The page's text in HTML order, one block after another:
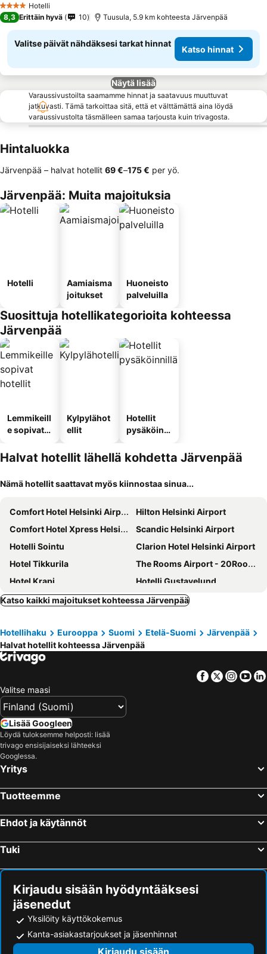
4 Tähtiluokitus
Hotelli
8,3 Erittäin hyvä 10 Tuusula, 5.9 km kohteesta Järvenpää
Valitse päivät nähdäksesi tarkat hinnat
Katso hinnat
Näytä lisää
Varaussivustoilta saamamme hinnat ja saatavuus muuttuvat
jatkuvasti. Tämä tarkoittaa sitä, että et välttämättä aina löydä
varaussivustolta täsmälleen samaa tarjousta kuin trivagosta.
Hintaluokka
Järvenpää – halvat hotellit ‎69 €–‎175 € per yö.
Järvenpää: Muita majoituksia
Hotelli
Aamiaisma
joitukset
Huoneisto
palveluilla
Suosittuja hotellikategorioita kohteessa
Järvenpää
Lemmikeill
e sopivat
Kylpylähot
ellit
Hotellit
pysäköinni
Halvat hotellit lähellä kohdetta Järvenpää
Nämä hotellit saattavat myös kiinnostaa sinua...
Comfort Hotel Helsinki Airport
Hilton Helsinki Airport
Comfort Hotel Xpress Helsinki Airport Terminal
Scandic Helsinki Airport
Hotelli Sointu
Clarion Hotel Helsinki Airport
Hotel Tikkurila
The Rooms Airport - 20Rooms
Hotel Krapi
Hotelli Gustavelund
Hotelli Kerava
Glo Airport - Non Refundable Room
Katso kaikki majoitukset kohteessa Järvenpää
Hotellihaku Eurooppa Suomi Etelä-Suomi
Järvenpää
Halvat hotellit kohteessa Järvenpää
Facebook
Twitter
Valitse maasi
Lisää Googleen
Löydä tuloksemme helposti: lisää
trivago ensisijaiseksi lähteeksi
Googlessa.
Yritys
Tuotteemme
Ehdot ja käytännöt
Tuki
Kirjaudu sisään hyödyntääksesi
jäsenedut
Yksilöity käyttökokemus
Kanta-asiakastarjoukset ja jäsenhinnat
Kirjaudu sisään